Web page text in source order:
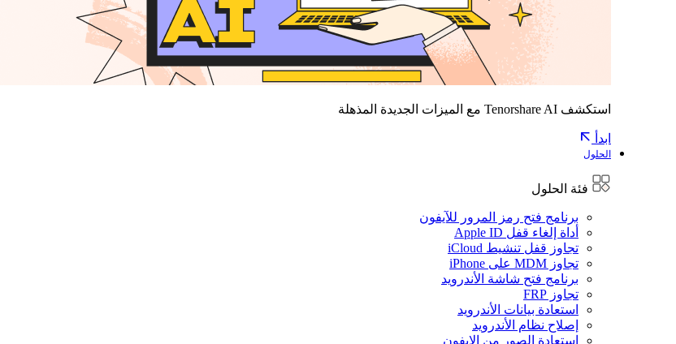
استكشف Tenorshare AI مع الميزات الجديدة المذهلة
ابدأ
الحلول
فئة الحلول
برنامج فتح رمز المرور للآيفون
أداة إلغاء قفل Apple ID
تجاوز قفل تنشيط iCloud
تجاوز MDM على iPhone
برنامج فتح شاشة الأندرويد
تجاوز FRP
استعادة بيانات الأندرويد
إصلاح نظام الأندرويد
استعادة الصور من الايفون